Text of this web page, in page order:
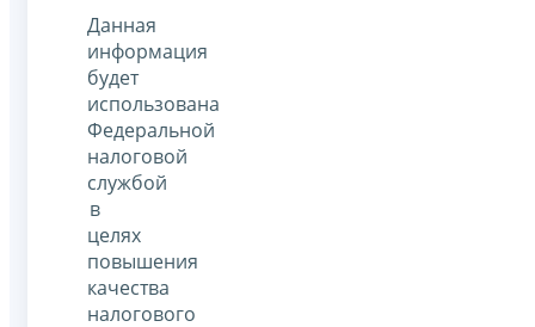
Данная
информация
будет
использована
Федеральной
налоговой
службой
в
целях
повышения
качества
налогового